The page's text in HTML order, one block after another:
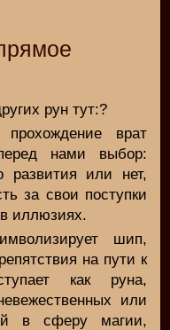
рун тут:?
врат
нами выбор:
развития или нет,
за свои поступки
иллюзиях.
шип,
на пути к
как руна,
или
в сферу магии,